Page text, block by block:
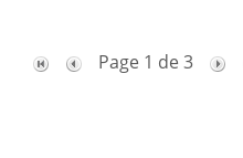
Page 1 de 3